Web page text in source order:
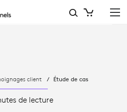
client Étude de cas
de lecture